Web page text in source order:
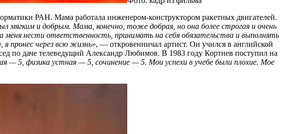
РАН. Мама работала инженером-конструктором ракетных двигателей.
мягким и добрым. Мама, конечно, тоже добрая, но она более строгая и очень
нести ответственность, принимать на себя обязательства и выполнять
пронес через всю жизнь», — откровенничал артист. Он учился в английской
по даче телеведущий Александр Любимов. В 1983 году Кортнев поступил на
5, физика устная — 5, сочинение — 5. Мои успехи в учебе были плохие. Мое